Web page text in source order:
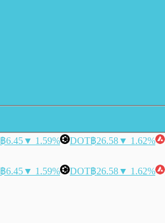
฿6.45▼ 1.59% DOT฿26.58▼ 1.62%
฿6.45▼ 1.59% DOT฿26.58▼ 1.62%